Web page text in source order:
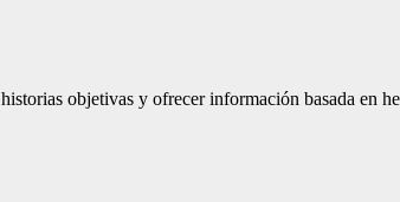
objetivas y ofrecer información basada en